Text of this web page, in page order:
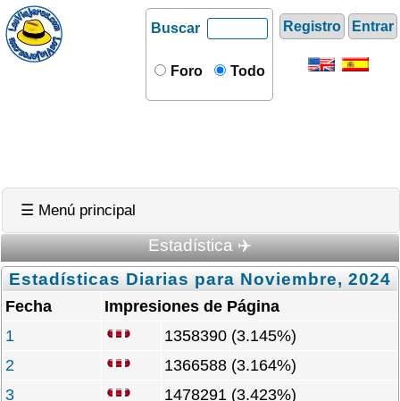
Registro Entrar
Buscar
Foro Todo
☰ Menú principal
Estadística ✈️
Estadísticas Diarias para Noviembre, 2024
Fecha
Impresiones de Página
1
1358390 (3.145%)
2
1366588 (3.164%)
3
1478291 (3.423%)